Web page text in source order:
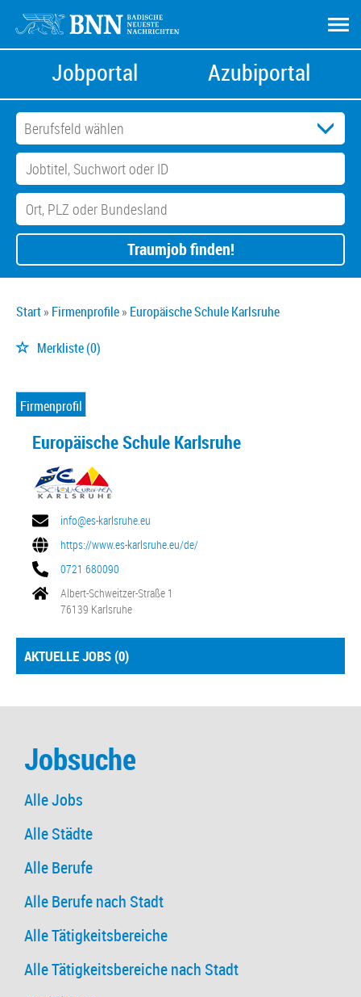
Jobportal Azubiportal
Traumjob finden!
Start Firmenprofile Europäische Schule Karlsruhe
Merkliste(0)
Firmenprofil
Europäische Schule Karlsruhe
info@es-karlsruhe.eu
https://www.es-karlsruhe.eu/de/
0721 680090
Albert-Schweitzer-Straße 1
76139 Karlsruhe
AKTUELLE JOBS (0)
Jobsuche
Alle Jobs
Alle Städte
Alle Berufe
Alle Berufe nach Stadt
Alle Tätigkeitsbereiche
Alle Tätigkeitsbereiche nach Stadt